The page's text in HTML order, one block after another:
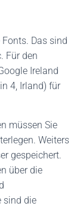
Das sind
Für den
Ireland
4, Irland) für
müssen Sie
Weiters
gespeichert.
über die
sind die